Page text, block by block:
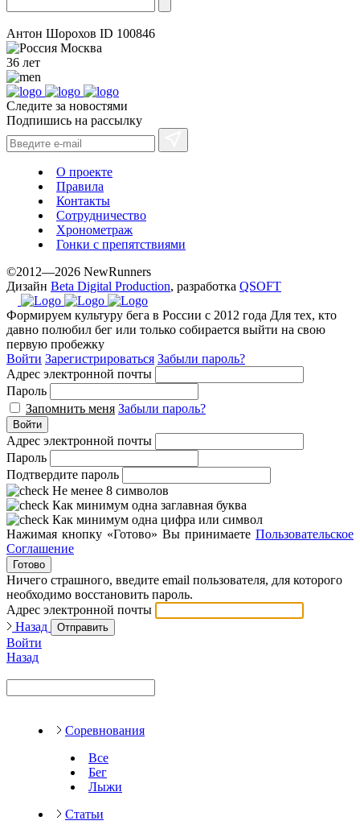
Антон Шорохов ID 100846
Москва
36 лет
Следите за новостями
Подпишись на рассылку
О проекте
Правила
Контакты
Сотрудничество
Хронометраж
Гонки с препятствиями
©2012—2026 NewRunners
Дизайн Beta Digital Production, разработка QSOFT
Формируем культуру бега в России с 2012 года Для тех, кто
давно полюбил бег или только собирается выйти на свою
первую пробежку
Войти Зарегистрироваться Забыли пароль?
Адрес электронной почты
Пароль
Запомнить меня Забыли пароль?
Войти
Адрес электронной почты
Пароль
Подтвердите пароль
Не менее 8 символов
Как минимум одна заглавная буква
Как минимум одна цифра или символ
Нажимая кнопку «Готово» Вы принимаете Пользовательское
Соглашение
Готово
Ничего страшного, введите email пользователя, для которого
необходимо восстановить пароль.
Адрес электронной почты
Назад
Отправить
Войти
Назад
Соревнования
Все
Бег
Лыжи
Статьи